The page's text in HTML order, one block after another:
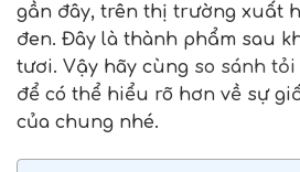
gần đây, trên thị trường xuất
đen. Đây là thành phẩm sau
tươi. Vậy hãy cùng so sánh
để có thể hiểu rõ hơn về sự
của chung nhé.